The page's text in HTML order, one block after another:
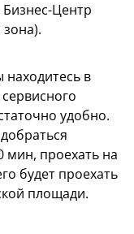
Центр
находитесь в
удобно.
мин, проехать на
будет проехать
площади.